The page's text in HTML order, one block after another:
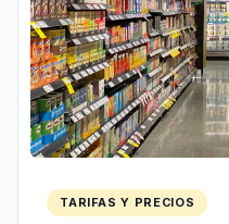
TARIFAS Y PRECIOS